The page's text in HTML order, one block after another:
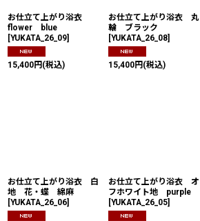
お仕立て上がり浴衣
flower blue
[YUKATA_26_09]
15,400円 (税込)
お仕立て上がり浴衣 丸
輪 ブラック
[YUKATA_26_08]
15,400円 (税込)
お仕立て上がり浴衣 白
地 花・蝶 綿麻
[YUKATA_26_06]
お仕立て上がり浴衣 オ
フホワイト地 purple
[YUKATA_26_05]